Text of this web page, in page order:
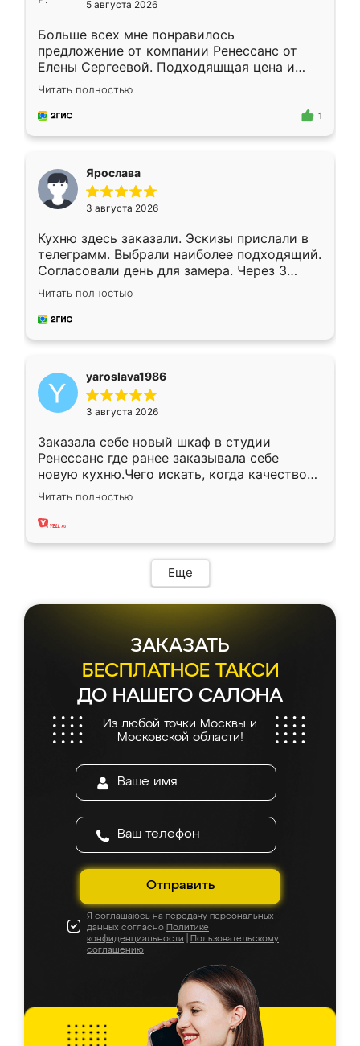
5 августа 2026
Больше всех мне понравилось
предложение от компании Ренессанс от
Елены Сергеевой. Подходяшщая цена и
короткие сроки изготовления. Приехавший
для замера сотрудник Владислав
предложил по моему эскизу самый
Читать полностью
1
Ярослава
3 августа 2026
Кухню здесь заказали. Эскизы прислали в
телеграмм. Выбрали наиболее подходящий.
Согласовали день для замера. Через 3
недели кухня была уже готова. Остались
довольны работой. Спасибо Ренессанс
мебель за качественную работу!
Читать полностью
yaroslava1986
3 августа 2026
Заказала себе новый шкаф в студии
Ренессанс где ранее заказывала себе
новую кухню.Чего искать, когда качеством
вполне довольна. Служит кухня уже почти
два года, нареканий нет.
Читать полностью
Еще
ЗАКАЗАТЬ
БЕСПЛАТНОЕ ТАКСИ
ДО НАШЕГО САЛОНА
Из любой точки Москвы и
Московской области!
Отправить
Я соглашаюсь на передачу персональных
данных согласно Политике
конфиденциальности
Пользовательскому
соглашению